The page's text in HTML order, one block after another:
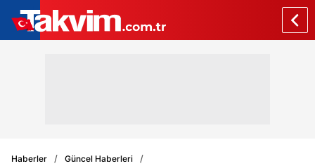
Haberler
Güncel Haberleri